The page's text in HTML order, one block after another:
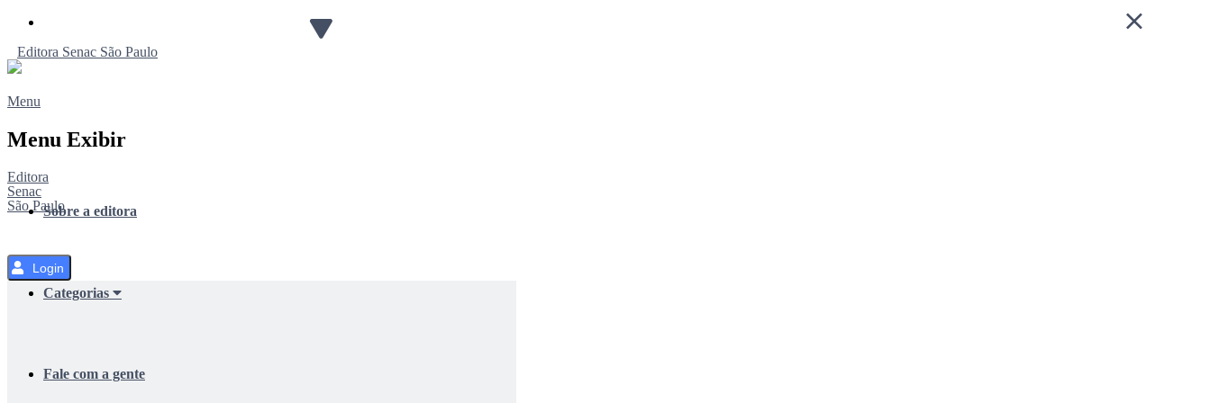
o
Editora Senac São Paulo
Menu
Menu Exibir
Editora
Senac
São PauloSobre a editora
Categorias
Fale com a gente
Login